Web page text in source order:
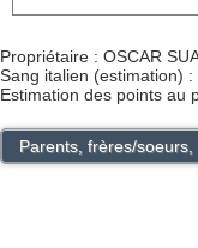
Propriétaire : OSCAR
Sang italien (estimation) :
Estimation des points au
Parents, frères/soeurs,